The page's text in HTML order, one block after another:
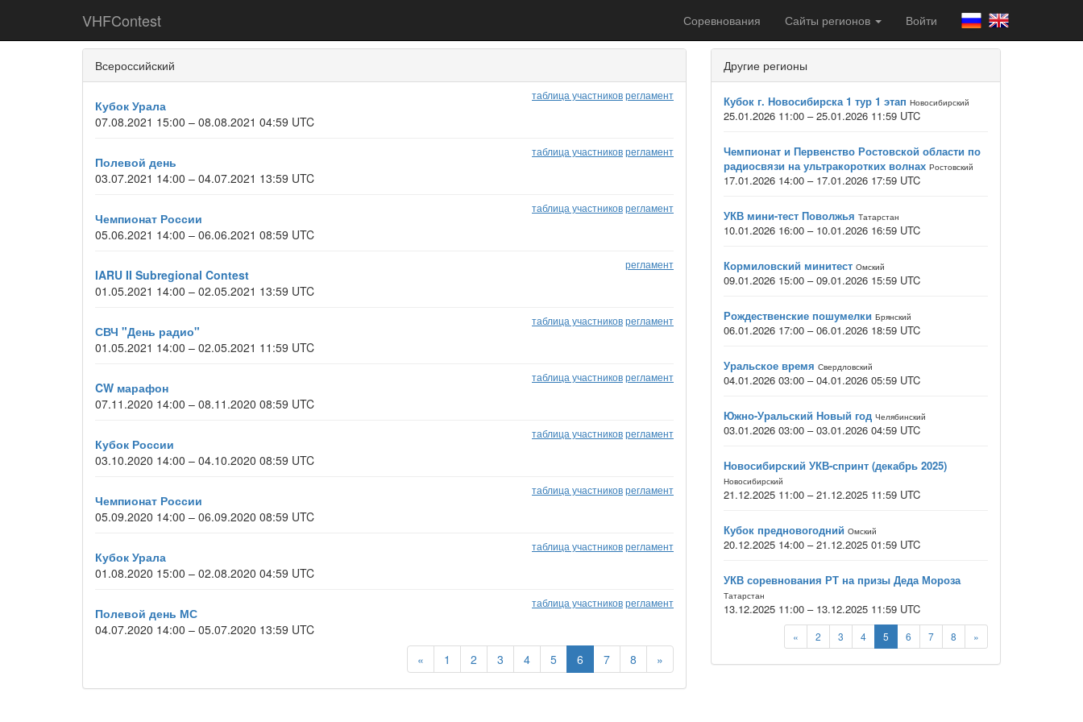
VHFContest Соревнования Сайты регионов Войти
Всероссийский
таблица участниковрегламент
Кубок Урала
07.08.2021 15:00 – 08.08.2021 04:59 UTC
таблица участниковрегламент
Полевой день
03.07.2021 14:00 – 04.07.2021 13:59 UTC
таблица участниковрегламент
Чемпионат России
05.06.2021 14:00 – 06.06.2021 08:59 UTC
регламент
IARU II Subregional Contest
01.05.2021 14:00 – 02.05.2021 13:59 UTC
таблица участниковрегламент
СВЧ "День радио"
01.05.2021 14:00 – 02.05.2021 11:59 UTC
таблица участниковрегламент
CW марафон
07.11.2020 14:00 – 08.11.2020 08:59 UTC
таблица участниковрегламент
Кубок России
03.10.2020 14:00 – 04.10.2020 08:59 UTC
таблица участниковрегламент
Чемпионат России
05.09.2020 14:00 – 06.09.2020 08:59 UTC
таблица участниковрегламент
Кубок Урала
01.08.2020 15:00 – 02.08.2020 04:59 UTC
таблица участниковрегламент
Полевой день МС
04.07.2020 14:00 – 05.07.2020 13:59 UTC
«
1 2 3 4 5 6 7 8 »
Другие регионы
Кубок г. Новосибирска 1 тур 1 этап Новосибирский
25.01.2026 11:00 – 25.01.2026 11:59 UTC
Чемпионат и Первенство Ростовской области по
радиосвязи на ультракоротких волнах Ростовский
17.01.2026 14:00 – 17.01.2026 17:59 UTC
УКВ мини-тест Поволжья Татарстан
10.01.2026 16:00 – 10.01.2026 16:59 UTC
Кормиловский минитест Омский
09.01.2026 15:00 – 09.01.2026 15:59 UTC
Рождественские пошумелки Брянский
06.01.2026 17:00 – 06.01.2026 18:59 UTC
Уральское время Свердловский
04.01.2026 03:00 – 04.01.2026 05:59 UTC
Южно-Уральский Новый год Челябинский
03.01.2026 03:00 – 03.01.2026 04:59 UTC
Новосибирский УКВ-спринт (декабрь 2025)
Новосибирский
21.12.2025 11:00 – 21.12.2025 11:59 UTC
Кубок предновогодний Омский
20.12.2025 14:00 – 21.12.2025 01:59 UTC
УКВ соревнования РТ на призы Деда Мороза
Татарстан
13.12.2025 11:00 – 13.12.2025 11:59 UTC
« 2 3 4 5 6 7 8 »